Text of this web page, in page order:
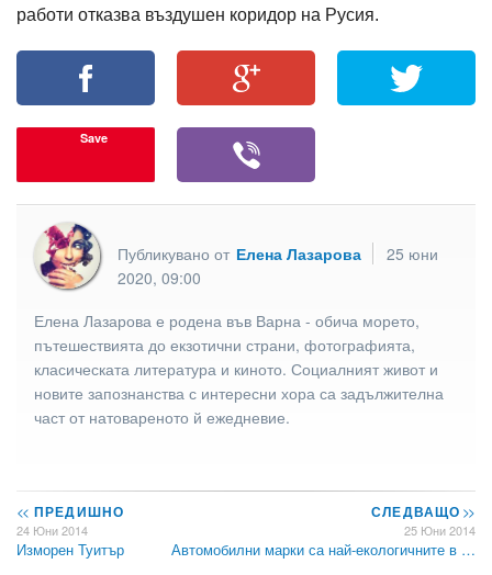
работи отказва въздушен коридор на Русия.
Save
Публикувано от Елена Лазарова
25 юни
2020, 09:00
Елена Лазарова е родена във Варна - обича морето,
пътешествията до екзотични страни, фотографията,
класическата литература и киното. Социалният живот и
новите запознанства с интересни хора са задължителна
част от натовареното й ежедневие.
<< ПРЕДИШНО
24 Юни 2014
Изморен Туитър
СЛЕДВАЩО>>
25 Юни 2014
Автомобилни марки са най-екологичните в …